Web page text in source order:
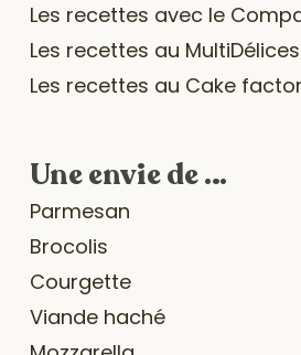
Les recettes avec le
Les recettes au MultiDélices
Les recettes au Cake
Une envie de …
Parmesan
Brocolis
Courgette
Viande haché